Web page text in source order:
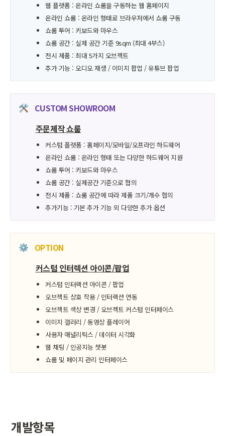
웹 플랫폼 : 온라인 쇼룸을 구동하는 웹 홈페이지
온라인 쇼룸 : 온라인 형태로 브라우저에서 쇼룸 구동
쇼룸 투어 : 키보드와 마우스
쇼룸 공간 : 실제 공간 기준 9sqm (최대 4부스)
전시 제품 : 최대 5가지 오브젝트
추가 기능 : 오디오 재생 / 이미지 팝업 / 유튜브 팝업
🛠
CUSTOM SHOWROOM
주문제작 쇼룸
커스텀 플랫폼 : 홈페이지/모바일/오프라인 하드웨어
온라인 쇼룸 : 온라인 형태 또는 다양한 하드웨어 지원
쇼룸 투어 : 키보드와 마우스
쇼룸 공간 : 실제공간 기준으로 협의
전시 제품 : 쇼룸 공간에 따라 제품 크기/개수 협의
추가기능 : 기본 추가 기능 외 다양한 추가 옵션
⚙️
OPTION
커스텀 인터렉션 아이콘/팝업
커스텀 인터랙션 아이콘 / 팝업
오브젝트 상호 작용 / 인터랙션 연동
오브젝트 색상 변경 / 오브젝트 커스텀 인터페이스
이미지 갤러리 / 동영상 플레이어
사용자 애널리틱스 / 데이터 시각화
웹 채팅 / 인공지능 챗봇
쇼룸 및 페이지 관리 인터페이스
개발항목